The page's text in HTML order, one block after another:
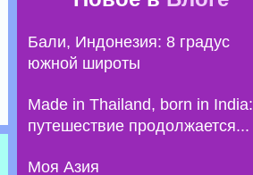
Бали, Индонезия: 8 градус
южной широты
Made in Thailand, born in India:
путешествие продолжается...
Моя Азия